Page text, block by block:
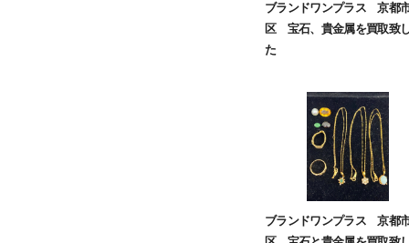
ブランドワンプラス 京都
区 宝石、貴金属を買取致
た
ブランドワンプラス 京都